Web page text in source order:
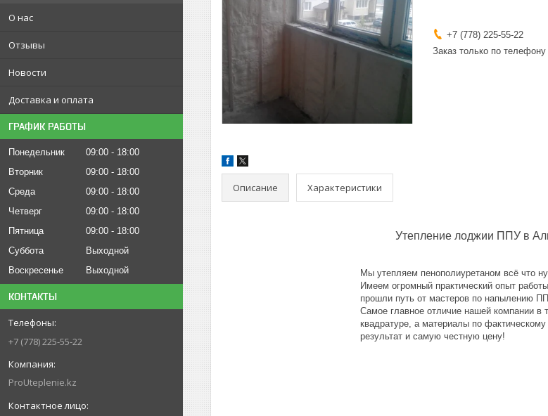
О нас
Отзывы
Новости
Доставка и оплата
ГРАФИК РАБОТЫ
Понедельник 09:00
18:00
Вторник
09:00
18:00
Среда
09:00
18:00
Четверг
09:00
18:00
Пятница
09:00
18:00
Суббота
Выходной
Воскресенье
Выходной
КОНТАКТЫ
+7 (778) 225-55-22
ProUteplenie.kz
+7 (778) 225-55-22
Заказ только по телефону
Описание Характеристики
Утепление лоджии ППУ в
Мы утепляем пенополиуретаном всё что
Имеем огромный практический опыт
прошли путь от мастеров по напылению
Самое главное отличие нашей компании
квадратуре, а материалы по
результат и самую честную цену!